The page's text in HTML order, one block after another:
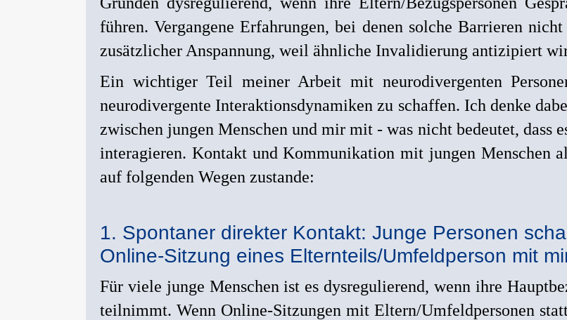
führen. Vergangene Erfahrungen, bei denen solche Barrieren
zusätzlicher Anspannung, weil ähnliche Invalidierung antizipiert
Ein wichtiger Teil meiner Arbeit mit neurodivergenten
neurodivergente Interaktionsdynamiken zu schaffen. Ich denke
zwischen jungen Menschen und mir mit - was nicht bedeutet, dass
interagieren. Kontakt und Kommunikation mit jungen Menschen
auf folgenden Wegen zustande:
1. Spontaner direkter Kontakt: Junge Personen
Online-Sitzung eines Elternteils/Umfeldperson mit
Für viele junge Menschen ist es dysregulierend, wenn ihre
teilnimmt. Wenn Online-Sitzungen mit Eltern/Umfeldpersonen